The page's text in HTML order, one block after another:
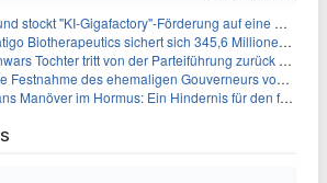
stockt "KI-Gigafactory"-Förderung auf eine Milliarde Euro auf
sichert sich 345,6 Millionen Dollar in einer erhöhten IPO und ebnet den Weg für nicht-opioide Schmerztherapie
Tochter tritt von der Parteiführung zurück und hebt politische Turbulenzen hervor
des ehemaligen Gouverneurs von Mexiko hebt die anhaltenden Herausforderungen in der Governance und im Geschäftsumfeld hervor
Manöver im Hormus: Ein Hindernis für den freien Handel und das Investorenvertrauen